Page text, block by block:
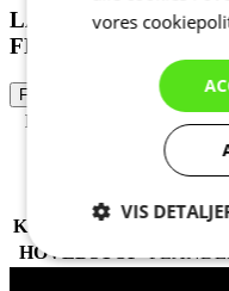
LANGÆRMET
FLANDERS | JUNIOR
FÅ ET CITAT
Produktkode
N50055-
Forår/
Kids
SPORT
KOLLEKTION
ACTIVE
HOVEDSTOF
vores
VIS
Absolut